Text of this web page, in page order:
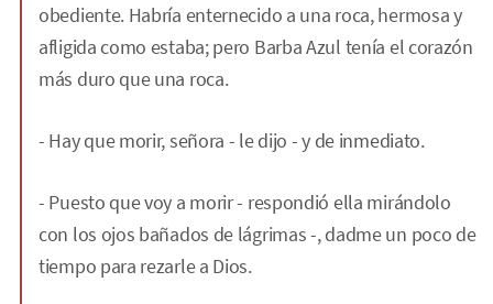
obediente. Habría enternecido a una roca, hermosa y
afligida como estaba; pero Barba Azul tenía el corazón
más duro que una roca.
- Hay que morir, señora - le dijo - y de inmediato.
- Puesto que voy a morir - respondió ella mirándolo
con los ojos bañados de lágrimas -, dadme un poco de
tiempo para rezarle a Dios.